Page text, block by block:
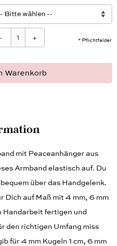
* Pflichtfelder
- +
Warenkorb
mit Peaceanhänger aus
Armband elastisch auf. Du
über das Handgelenk.
Dich auf Maß mit 4 mm, 6 mm
Handarbeit fertigen und
den richtigen Umfang miss
für 4 mm Kugeln 1 cm, 6 mm